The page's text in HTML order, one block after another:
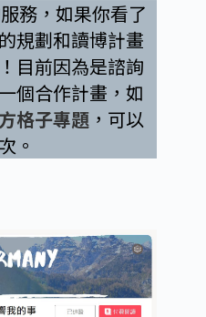
務，如果你看了
規劃和讀博計畫
目前因為是諮詢
個合作計畫，如
方格子專題 ，可以
。